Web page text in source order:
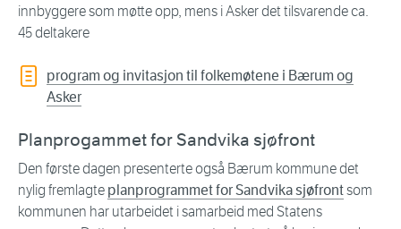
innbyggere som møtte opp, mens i Asker det tilsvarende ca.
45 deltakere
program og invitasjon til folkemøtene i Bærum og
Asker
Planprogammet for Sandvika sjøfront
Den første dagen presenterte også Bærum kommune det
nylig fremlagte planprogrammet for Sandvika sjøfrontsom
kommunen har utarbeidet i samarbeid med Statens